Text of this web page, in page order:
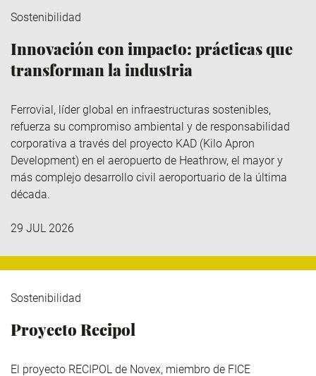
Sostenibilidad
Innovación con impacto: prácticas que
transforman la industria
Ferrovial, líder global en infraestructuras sostenibles,
refuerza su compromiso ambiental y de responsabilidad
corporativa a través del proyecto KAD (Kilo Apron
Development) en el aeropuerto de Heathrow, el mayor y
más complejo desarrollo civil aeroportuario de la última
década.
29 JUL 2026
Sostenibilidad
Proyecto Recipol
El proyecto RECIPOL de Novex, miembro de FICE